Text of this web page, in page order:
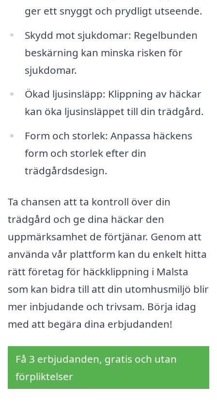
ger ett snyggt och prydligt utseende.
Skydd mot sjukdomar: Regelbunden
beskärning kan minska risken för
sjukdomar.
Ökad ljusinsläpp: Klippning av häckar
kan öka ljusinsläppet till din trädgård.
Form och storlek: Anpassa häckens
form och storlek efter din
trädgårdsdesign.
Ta chansen att ta kontroll över din
trädgård och ge dina häckar den
uppmärksamhet de förtjänar. Genom att
använda vår plattform kan du enkelt hitta
rätt företag för häckklippning i Malsta
som kan bidra till att din utomhusmiljö blir
mer inbjudande och trivsam. Börja idag
med att begära dina erbjudanden!
Få 3 erbjudanden, gratis och utan
förpliktelser